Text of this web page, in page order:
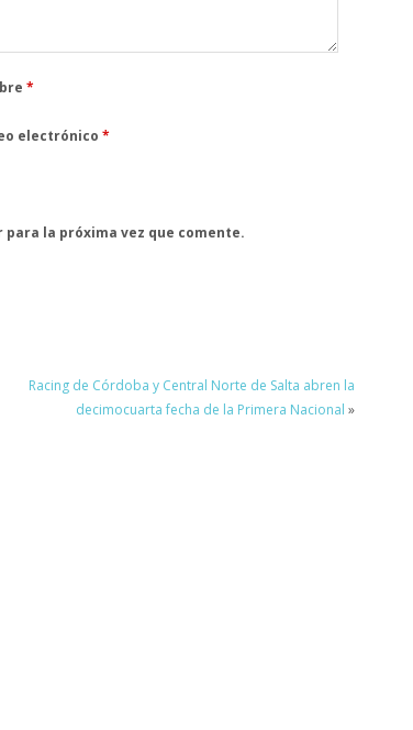
*
electrónico *
la próxima vez que comente.
Racing de Córdoba y Central Norte de Salta abren la
decimocuarta fecha de la Primera Nacional »